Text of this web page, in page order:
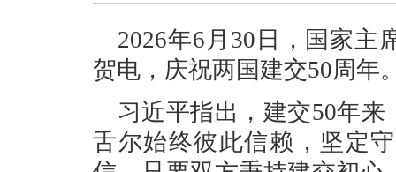
2026年6月30日，国家主
贺电，庆祝两国建交50周年
习近平指出，建交50年
舌尔始终彼此信赖，坚定